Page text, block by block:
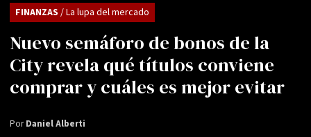
Nuevo semáforo de bonos de la
City revela qué títulos conviene
comprar y cuáles es mejor evitar
FINANZAS / La lupa del mercado
PorDaniel Alberti